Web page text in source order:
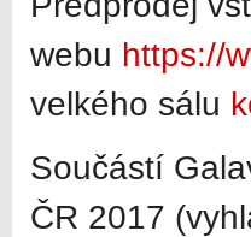
webu https://
velkého sálu
Součástí
ČR 2017